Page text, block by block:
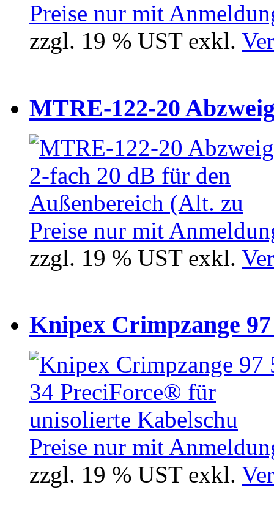
Preise nur mit
zzgl. 19 % UST exkl.
MTRE-122-20
Preise nur mit
zzgl. 19 % UST exkl.
Knipex Crimpzange 97
Preise nur mit
zzgl. 19 % UST exkl.